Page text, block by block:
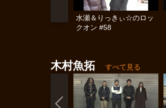
水瀬＆りっきぃ☆のロッ
クオン #58
木村魚拓 すべて見る